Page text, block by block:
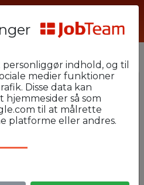
indhold, og til
medier funktioner
Disse data kan
så som
til at målrette
platforme eller andres.